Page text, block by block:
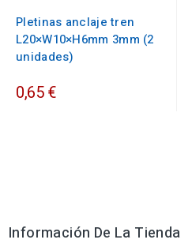
Pletinas anclaje tren
L20×W10×H6mm 3mm (2
unidades)
0,65 €
Información De La Tienda